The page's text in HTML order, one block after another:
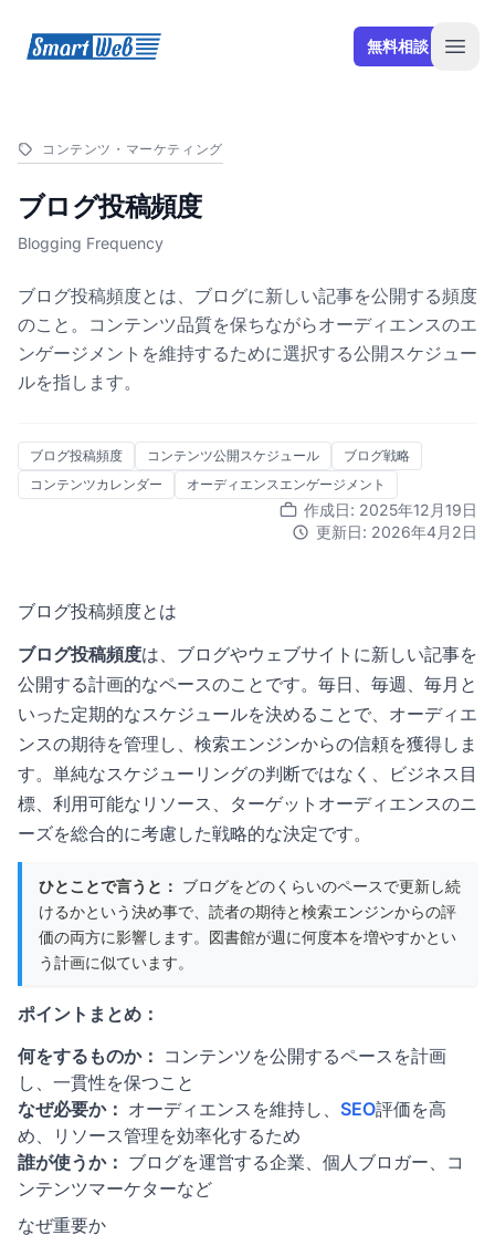
SmartWeb 無料相談
コンテンツ・マーケティング
ブログ投稿頻度
Blogging Frequency
ブログ投稿頻度とは、ブログに新しい記事を公開する頻度
のこと。コンテンツ品質を保ちながらオーディエンスのエ
ンゲージメントを維持するために選択する公開スケジュー
ルを指します。
ブログ投稿頻度 コンテンツ公開スケジュール
ブログ戦略
コンテンツカレンダー
オーディエンスエンゲージメント
作成日: 2025年12月19日
更新日: 2026年4月2日
ブログ投稿頻度とは
ブログ投稿頻度は、ブログやウェブサイトに新しい記事を
公開する計画的なペースのことです。毎日、毎週、毎月と
いった定期的なスケジュールを決めることで、オーディエ
ンスの期待を管理し、検索エンジンからの信頼を獲得しま
す。単純なスケジューリングの判断ではなく、ビジネス目
標、利用可能なリソース、ターゲットオーディエンスのニ
ーズを総合的に考慮した戦略的な決定です。
ひとことで言うと： ブログをどのくらいのペースで更新し続
けるかという決め事で、読者の期待と検索エンジンからの評
価の両方に影響します。図書館が週に何度本を増やすかとい
う計画に似ています。
ポイントまとめ：
何をするものか： コンテンツを公開するペースを計画
し、一貫性を保つこと
なぜ必要か： オーディエンスを維持し、 SEO評価を高
め、リソース管理を効率化するため
誰が使うか： ブログを運営する企業、個人ブロガー、コ
ンテンツマーケターなど
なぜ重要か